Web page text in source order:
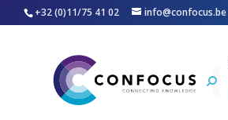
+32 (0)11/75 41 02 info@confocus.be